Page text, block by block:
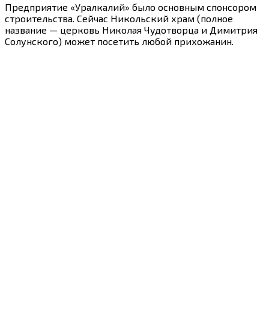
Предприятие «Уралкалий» было основным спонсором
строительства. Сейчас Никольский храм (полное
название — церковь Николая Чудотворца и Димитрия
Солунского) может посетить любой прихожанин.